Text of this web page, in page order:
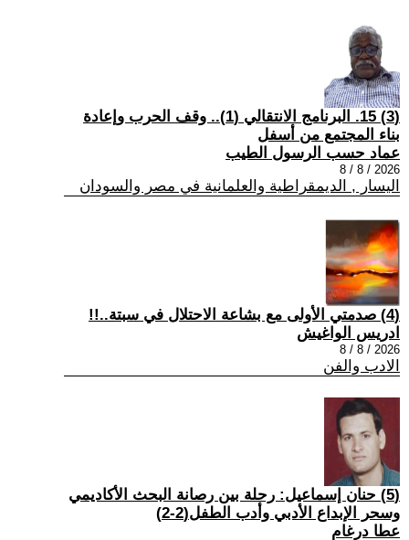
(3) 15. البرنامج الانتقالي (1).. وقف الحرب وإعادة
بناء المجتمع من أسفل
عماد حسب الرسول الطيب
2026 / 8 / 8
اليسار , الديمقراطية والعلمانية في مصر والسودان
(4) صدمتي الأولى مع بشاعة الاحتلال في سبتة..!!
ادريس الواغيش
2026 / 8 / 8
الادب والفن
(5) حنان إسماعيل: رحلة بين رصانة البحث الأكاديمي
وسحر الإبداع الأدبي وأدب الطفل(2-2)
عطا درغام